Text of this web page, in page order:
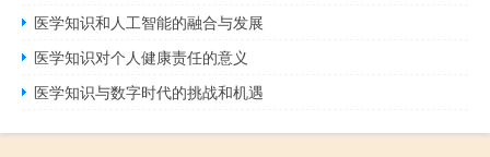
医学知识和人工智能的融合与发展
医学知识对个人健康责任的意义
医学知识与数字时代的挑战和机遇